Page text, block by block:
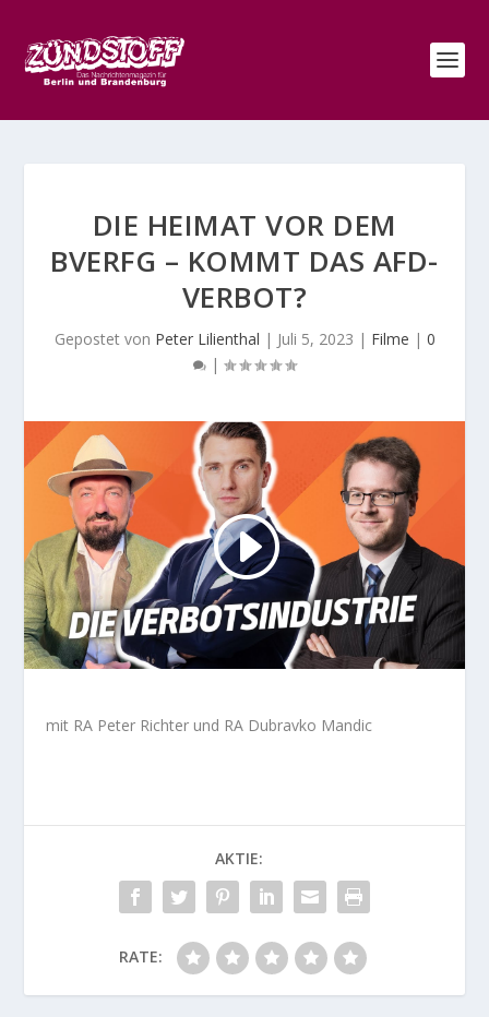
DIE HEIMAT VOR DEM
BVERFG – KOMMT DAS AFD-
VERBOT?
Gepostet von Peter Lilienthal | Juli 5, 2023 | Filme | 0
|
mit RA Peter Richter und RA Dubravko Mandic
AKTIE:
RATE: